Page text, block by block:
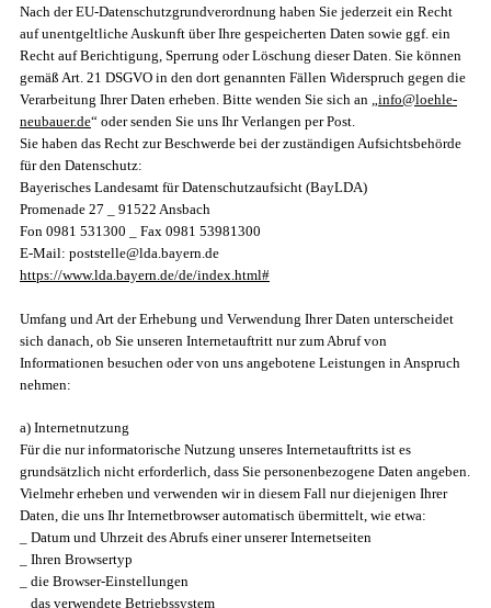
Nach der EU-Datenschutzgrundverordnung haben Sie jederzeit ein Recht
auf unentgeltliche Auskunft über Ihre gespeicherten Daten sowie ggf. ein
Recht auf Berichtigung, Sperrung oder Löschung dieser Daten. Sie können
gemäß Art. 21 DSGVO in den dort genannten Fällen Widerspruch gegen die
Verarbeitung Ihrer Daten erheben. Bitte wenden Sie sich an „info@loehle-
neubauer.de“ oder senden Sie uns Ihr Verlangen per Post.
Sie haben das Recht zur Beschwerde bei der zuständigen Aufsichtsbehörde
für den Datenschutz:
Bayerisches Landesamt für Datenschutzaufsicht (BayLDA)
Promenade 27 _ 91522 Ansbach
Fon 0981 531300 _ Fax 0981 53981300
E-Mail: poststelle@lda.bayern.de
https://www.lda.bayern.de/de/index.html#
Umfang und Art der Erhebung und Verwendung Ihrer Daten unterscheidet
sich danach, ob Sie unseren Internetauftritt nur zum Abruf von
Informationen besuchen oder von uns angebotene Leistungen in Anspruch
nehmen:
a) Internetnutzung
Für die nur informatorische Nutzung unseres Internetauftritts ist es
grundsätzlich nicht erforderlich, dass Sie personenbezogene Daten angeben.
Vielmehr erheben und verwenden wir in diesem Fall nur diejenigen Ihrer
Daten, die uns Ihr Internetbrowser automatisch übermittelt, wie etwa:
_ Datum und Uhrzeit des Abrufs einer unserer Internetseiten
_ Ihren Browsertyp
_ die Browser-Einstellungen
_ das verwendete Betriebssystem